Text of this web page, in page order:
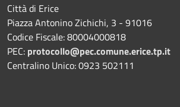
Città di Erice
Piazza Antonino Zichichi, 3 - 91016
Codice Fiscale: 80004000818
PEC: protocollo@pec.comune.erice.tp.it
Centralino Unico: 0923 502111